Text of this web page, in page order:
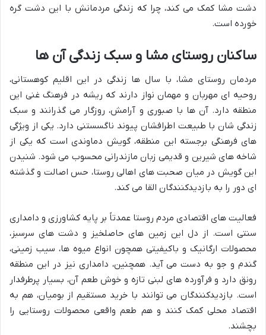
دشت مشا کمک می کند، چرا که زندگی مردمانش با این دشت گره
خورده است.
ساکنان روستای مشا و سبک زندگی آن ها
مردمان روستای مشا، با سال ها زندگی در این اقلیم کوهستانی،
روحیه ای مهربان و مهمان نواز دارند که ریشه در فرهنگ غنی این
منطقه دارد. آن ها با صبوری و آرامش، روزگار می گذرانند و سبک
زندگی شان با طبیعت اطرافشان پیوند ناگسستنی دارد. یکی از ویژگی
های فرهنگی برجسته این منطقه، گویش دماوندی است که یکی از
شاخه های شیرین و قدیمی زبان مازندرانی محسوب می شود. شنیدن
این گویش در میان صحبت های اهالی روستا، حس اصالت و گذشته
ای دور را به بازدیدکنندگان القا می کند.
فعالیت های اقتصادی مردم روستا عمدتاً بر پایه کشاورزی و دامداری
سنتی است. از دل این زمین های حاصلخیز و دشت های سرسبز،
محصولات ارگانیک و باکیفیتی همچون انواع میوه ها، سیب زمینی،
گندم و جو به دست می آید. همچنین، دامداری نیز در این منطقه
رونق دارد و فرآورده های لبنی تازه و خوش طعم آن، بسیار پرطرفدار
است. بازدیدکنندگان می توانند با خرید مستقیم از بومیان، هم به
اقتصاد محلی کمک کنند و هم طعم واقعی محصولات روستایی را
بچشند.